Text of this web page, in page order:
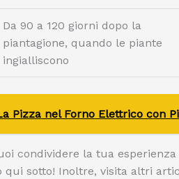
Da 90 a 120 giorni dopo la
piantagione, quando le piante
ingialliscono
Pizza nel Forno Elettrico con
condividere la tua
qui sotto! Inoltre, visita altri